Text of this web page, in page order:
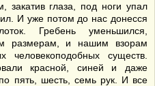
закатив глаза, под ноги упал
И уже потом до нас донесся
Гребень уменьшился,
размерам, и нашим взорам
человекоподобных существ.
красной, синей и даже
пять, шесть, семь рук. И все